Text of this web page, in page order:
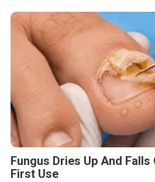
Fungus Dries Up And
First Use